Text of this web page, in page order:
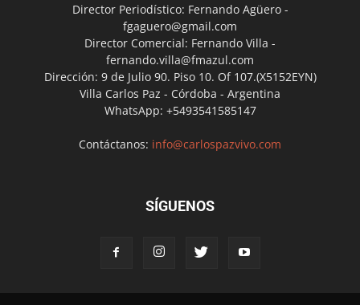
Director Periodístico: Fernando Agüero -
fgaguero@gmail.com
Director Comercial: Fernando Villa -
fernando.villa@fmazul.com
Dirección: 9 de Julio 90. Piso 10. Of 107.(X5152EYN)
Villa Carlos Paz - Córdoba - Argentina
WhatsApp: +5493541585147
Contáctanos: info@carlospazvivo.com
SÍGUENOS